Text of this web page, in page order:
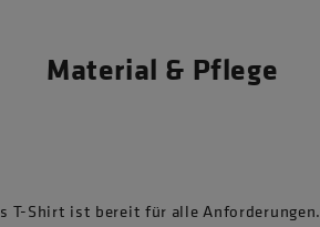
Material & Pflege
T-Shirt ist bereit für alle Anforderungen.